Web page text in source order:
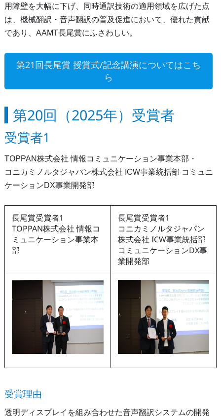
用障壁を大幅に下げ、同時通訳技術の適用領域を広げた点
は、機械翻訳・音声翻訳の普及促進において、優れた貢献
であり、AAMT長尾賞にふさわしい。
第21回長尾賞 授賞式/記念講演についてはこち
ら
第20回（2025年）受賞者
受賞者1
TOPPAN株式会社 情報コミュニケーション事業本部・
コニカミノルタジャパン株式会社 ICW事業統括部 コミュニ
ケーションDX事業開発部
長尾賞受賞者1
TOPPAN株式会社 情報コ
ミュニケーション事業本
部
長尾賞受賞者1
コニカミノルタジャパン
株式会社 ICW事業統括部
コミュニケーションDX事
業開発部
受賞理由
透明ディスプレイを組み合わせた音声翻訳システムの開発